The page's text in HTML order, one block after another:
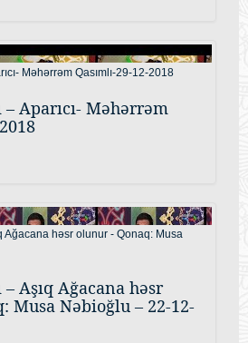
– Aparıcı- Məhərrəm
– Aşıq Ağacana həsr
Musa Nəbioğlu – 22-12-